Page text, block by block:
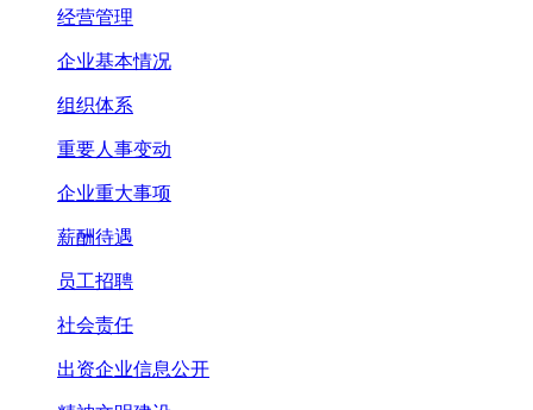
经营管理
企业基本情况
组织体系
重要人事变动
企业重大事项
薪酬待遇
员工招聘
社会责任
出资企业信息公开